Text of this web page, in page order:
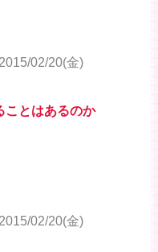
2015/02/20(金)
ことはあるのか
2015/02/20(金)